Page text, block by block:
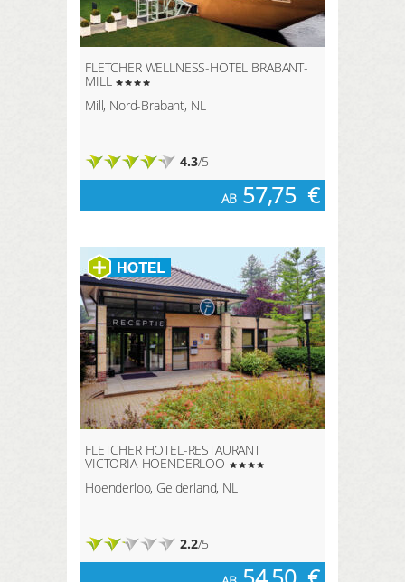
FLETCHER WELLNESS-HOTEL BRABANT-
MILL
Mill, Nord-Brabant, NL
4.3/5
AB 57,75 €
FLETCHER HOTEL-RESTAURANT
VICTORIA-HOENDERLOO
Hoenderloo, Gelderland, NL
2.2/5